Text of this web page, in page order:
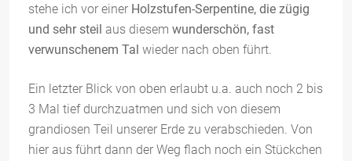
stehe ich vor einer Holzstufen-Serpentine, die zügig
und sehr steil aus diesem wunderschön, fast
verwunschenem Tal wieder nach oben führt.
Ein letzter Blick von oben erlaubt u.a. auch noch 2 bis
3 Mal tief durchzuatmen und sich von diesem
grandiosen Teil unserer Erde zu verabschieden. Von
hier aus führt dann der Weg flach noch ein Stückchen